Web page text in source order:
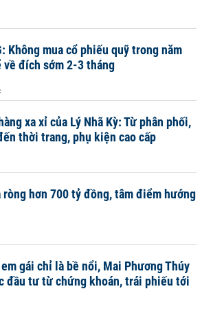
Không mua cổ phiếu quỹ trong năm
về đích sớm 2-3 tháng
xa xỉ của Lý Nhã Kỳ: Từ phân phối,
thời trang, phụ kiện cao cấp
hơn 700 tỷ đồng, tâm điểm hướng
gái chỉ là bề nổi, Mai Phương Thúy
đầu tư từ chứng khoán, trái phiếu tới